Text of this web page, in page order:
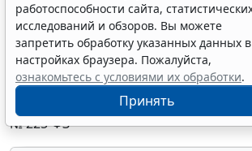
Президент Российской
Федерации
В. Путин
Москва, Кремль
13 июля 2015 года
№ 225-ФЗ
работоспособности сайта,
исследований и обзоров. Вы можете
запретить обработку указанных данных в
настройках браузера. Пожалуйста,
ознакомьтесь с условиями их обработки.
Принять